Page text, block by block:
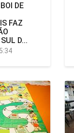
DE
FAZ
D...